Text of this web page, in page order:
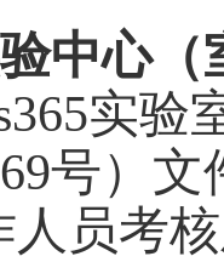
中心（
实
号）文
人员考